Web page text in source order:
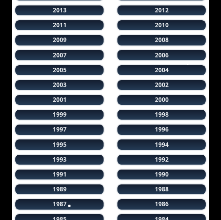
2013
2012
2011
2010
2009
2008
2007
2006
2005
2004
2003
2002
2001
2000
1999
1998
1997
1996
1995
1994
1993
1992
1991
1990
1989
1988
1987
1986